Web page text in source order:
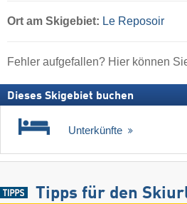
Ort am Skigebiet: Le Reposoir
Fehler aufgefallen? Hier können
Dieses Skigebiet buchen
Unterkünfte
Tipps für den